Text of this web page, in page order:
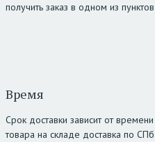
получить заказ в одном из
Время
Срок доставки зависит от
товара на складе доставка по